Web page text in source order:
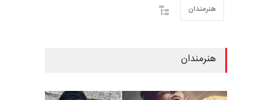
هنرمندان
هنرمندان